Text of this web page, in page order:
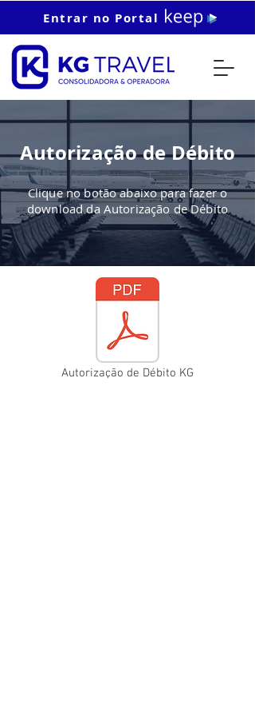
Entrar no Portal
Autorização de Débito
Clique no botão abaixo para fazer o
download da Autorização de Débito
Autorização de Débito KG